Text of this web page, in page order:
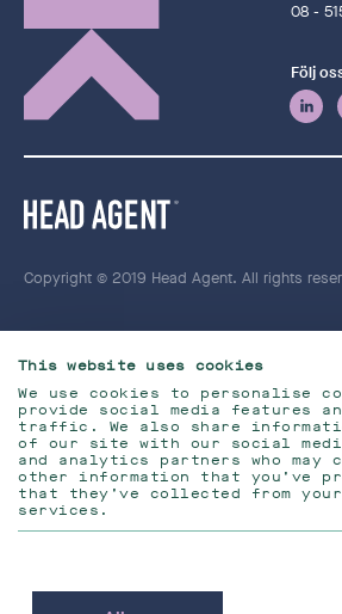
This website uses cookies
We use cookies to personalise
provide social media features
traffic. We also share
of our site with our social
and analytics partners who may
other information that you’ve
that they’ve collected from
services.
08 -
Följ
Copyright © 2019 Head Agent. All rights